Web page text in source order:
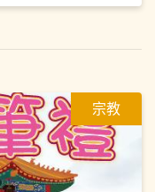
宗教